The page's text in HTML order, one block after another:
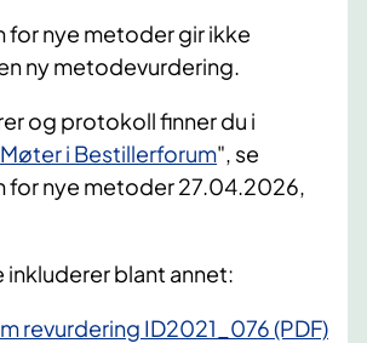
for nye metoder gir ikke
ny metodevurdering.
og protokoll finner du i
Møter i Bestillerforum", se
for nye metoder 27.04.2026,
inkluderer blant annet:
revurdering ID2021_076 (PDF)